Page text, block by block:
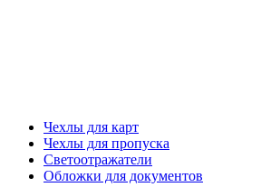
Чехлы для карт
Чехлы для пропуска
Светоотражатели
Обложки для документов